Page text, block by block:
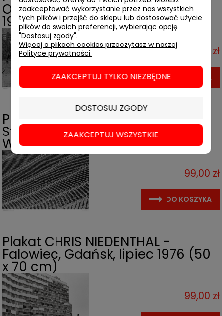
Osiedle Afrykańska, Warszawa,
1977 (50 x 70 cm)
99,00 zł
DO KOSZYKA
Plakat CHRIS NIEDENTHAL -
Stadion Dziesięciolecia,
Warszawa, lata 70. (50 x 70 cm)
99,00 zł
DO KOSZYKA
Plakat CHRIS NIEDENTHAL -
Falowiec, Gdańsk, lipiec 1976 (50
x 70 cm)
99,00 zł
zaakceptować wykorzystanie przez nas wszystkich
tych plików i przejść do sklepu lub dostosować użycie
plików do swoich preferencji, wybierając opcję
"Dostosuj zgody".
Więcej o plikach cookies przeczytasz w naszej
Polityce prywatności.
ZAAKCEPTUJ TYLKO NIEZBĘDNE
DOSTOSUJ ZGODY
ZAAKCEPTUJ WSZYSTKIE